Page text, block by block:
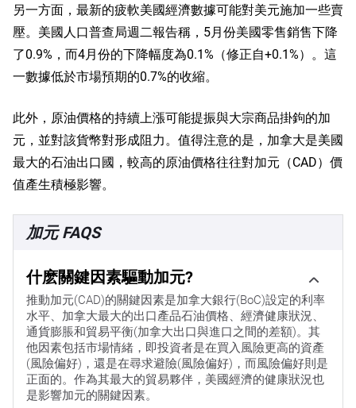
另一方面，最新的疲軟美國經濟數據可能對美元施加一些賣
壓。美國人口普查局週二報告稱，5月份美國零售銷售下降
了0.9%，而4月份的下降幅度為0.1%（修正自+0.1%）。這
一數據低於市場預期的0.7%的收縮。
此外，原油價格的持續上漲可能提振與大宗商品掛鉤的加
元，並對該貨幣對形成阻力。值得注意的是，加拿大是美國
最大的石油出口國，較高的原油價格往往對加元（CAD）價
值產生積極影響。
加元 FAQS
什麽關鍵因素驅動加元?
推動加元(CAD)的關鍵因素是加拿大銀行(BoC)設定的利率
水平、加拿大最大的出口產品石油價格、經濟健康狀況、
通貨膨脹和貿易平衡(加拿大出口與進口之間的差額)。其
他因素包括市場情緒，即投資者是在買入風險更高的資產
(風險偏好)，還是在尋求避險(風險偏好)，而風險偏好則是
正面的。作為其最大的貿易夥伴，美國經濟的健康狀況也
是影響加元的關鍵因素。